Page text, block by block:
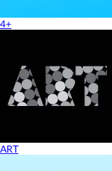
4+
ART